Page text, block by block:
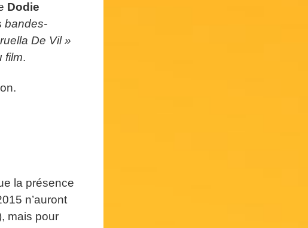
Dodie
bandes-
De Vil »
film.
la présence
n’auront
mais pour